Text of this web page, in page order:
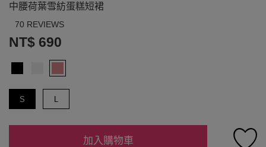
中腰荷葉雪紡蛋糕短裙
70 REVIEWS
NT$ 690
S L
加入購物車